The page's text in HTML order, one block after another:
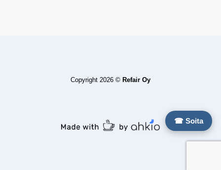
☎ Soita
Copyright 2026 © Refair Oy